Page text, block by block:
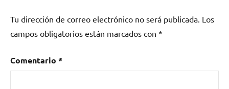
Tu dirección de correo electrónico no será publicada. Los
campos obligatorios están marcados con *
Comentario *